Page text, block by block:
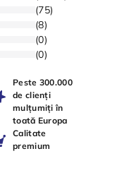
(75)
(8)
(0)
(0)
Peste 300.000
de clienți
mulțumiți în
toată Europa
Calitate
premium